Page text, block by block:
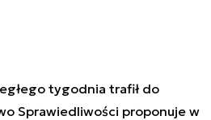
tygodnia trafił do
Sprawiedliwości proponuje w